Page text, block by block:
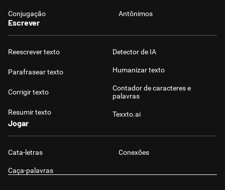
Conjugação Antônimos
Escrever
Reescrever texto
Parafrasear texto
Corrigir texto
Resumir texto
Detector de IA
Humanizar texto
Contador de caracteres e
palavras
Texxto.ai
Jogar
Cata-letras Conexões
Caça-palavras